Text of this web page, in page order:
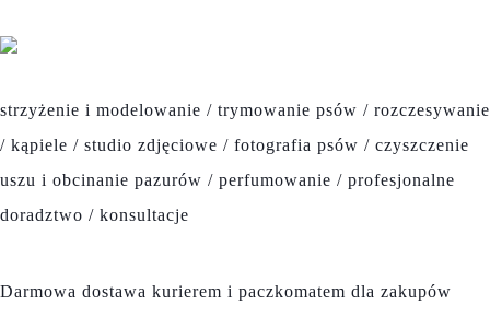
strzyżenie i modelowanie / trymowanie psów / rozczesywanie
/ kąpiele / studio zdjęciowe / fotografia psów / czyszczenie
uszu i obcinanie pazurów / perfumowanie / profesjonalne
doradztwo / konsultacje
DOSTAWA
Darmowa dostawa kurierem i paczkomatem dla zakupów